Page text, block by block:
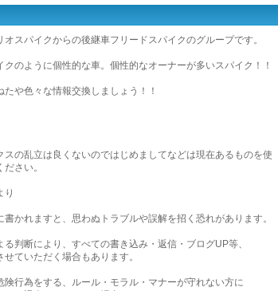
オスパイクからの後継車フリードスパイクのグループです。
クのように個性的な車。個性的なオーナーが多いスパイク！！
たや色々な情報交換しましょう！！
スの乱立は良くないのではじめましてなどは現在あるものを使
ださい。
り
書かれますと、思わぬトラブルや誤解を招く恐れがあります。
る判断により、すべての書き込み・返信・ブログUP等、
せていただく場合もあります。
険行為をする、ルール・モラル・マナーが守れない方に